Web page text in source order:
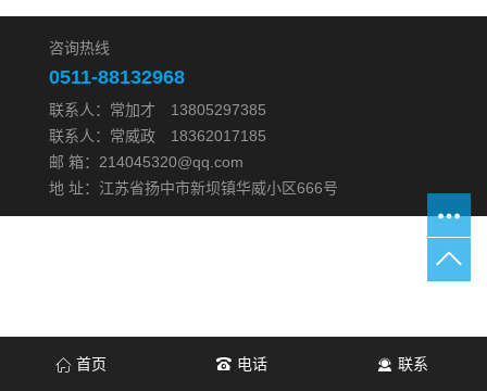
咨询热线
0511-88132968
联系人：常加才 13805297385
联系人：常威政 18362017185
邮 箱：214045320@qq.com
地 址：江苏省扬中市新坝镇华威小区666号
首页 电话 联系